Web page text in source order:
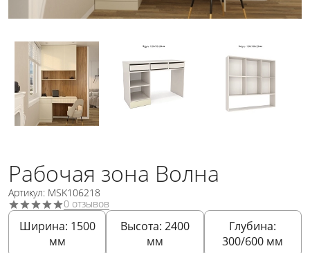
Рабочая зона Волна
Артикул: MSK106218
0 отзывов
Ширина: 1500
мм
Высота: 2400
мм
Глубина:
300/600 мм